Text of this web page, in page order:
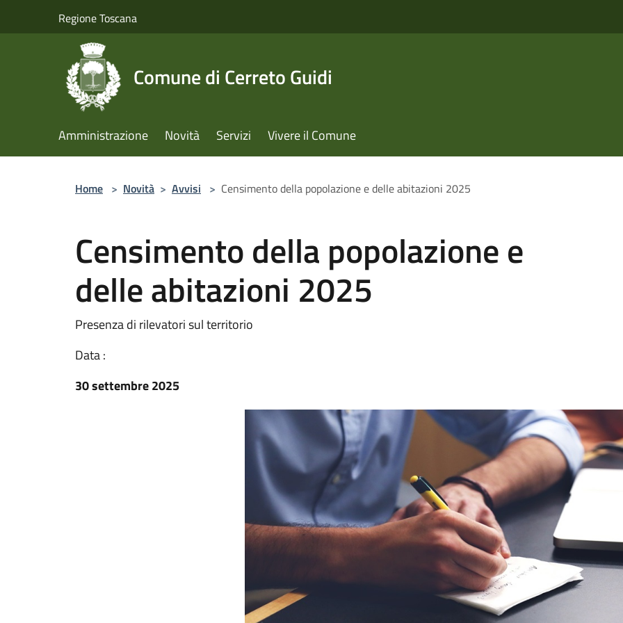
Regione Toscana
Comune di Cerreto Guidi
Amministrazione Novità Servizi Vivere il Comune
Home > Novità > Avvisi > Censimento della popolazione e delle abitazioni 2025
Censimento della popolazione e
delle abitazioni 2025
Presenza di rilevatori sul territorio
Data :
30 settembre 2025